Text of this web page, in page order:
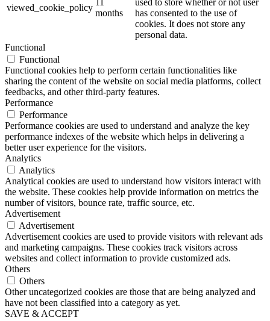
viewed_cookie_policy
11
months
used to store whether or not user
has consented to the use of
cookies. It does not store any
personal data.
Functional
Functional
Functional cookies help to perform certain functionalities like
sharing the content of the website on social media platforms, collect
feedbacks, and other third-party features.
Performance
Performance
Performance cookies are used to understand and analyze the key
performance indexes of the website which helps in delivering a
better user experience for the visitors.
Analytics
Analytics
Analytical cookies are used to understand how visitors interact with
the website. These cookies help provide information on metrics the
number of visitors, bounce rate, traffic source, etc.
Advertisement
Advertisement
Advertisement cookies are used to provide visitors with relevant ads
and marketing campaigns. These cookies track visitors across
websites and collect information to provide customized ads.
Others
Others
Other uncategorized cookies are those that are being analyzed and
have not been classified into a category as yet.
SAVE & ACCEPT